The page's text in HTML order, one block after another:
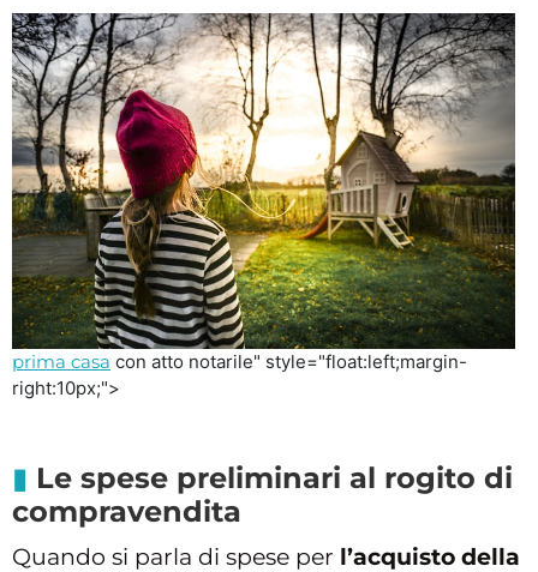
prima casa con atto notarile" style="float:left;margin-
right:10px;">
Le spese preliminari al rogito di
compravendita
Quando si parla di spese per l’acquisto della